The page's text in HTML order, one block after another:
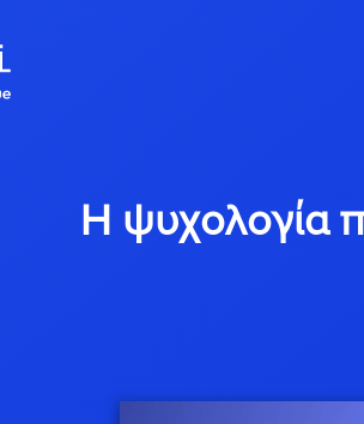
Η ψυχολογία